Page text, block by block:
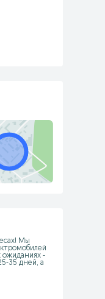
Мы
ожиданиях -
35 дней, а
дневной
всю